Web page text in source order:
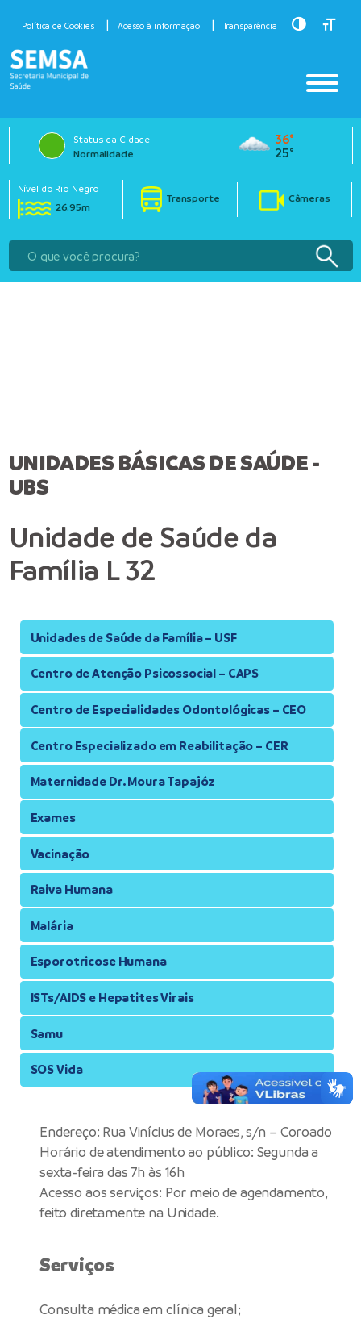
Política de Cookies Acesso à informação Transparência Toggle
Status da Cidade
Normalidade
36°
25°
Nível do Rio Negro
26.95m
Transporte Câmeras
UNIDADES BÁSICAS DE SAÚDE -
UBS
Unidade de Saúde da
Família L 32
Unidades de Saúde da Família – USF
Centro de Atenção Psicossocial – CAPS
Centro de Especialidades Odontológicas – CEO
Centro Especializado em Reabilitação – CER
Maternidade Dr. Moura Tapajóz
Exames
Vacinação
Raiva Humana
Malária
Esporotricose Humana
ISTs/AIDS e Hepatites Virais
Samu
SOS Vida
Endereço: Rua Vinícius de Moraes, s/n – Coroado
Horário de atendimento ao público: Segunda a
sexta-feira das 7h às 16h
Acesso aos serviços: Por meio de agendamento,
feito diretamente na Unidade.
Serviços
Consulta médica em clínica geral;